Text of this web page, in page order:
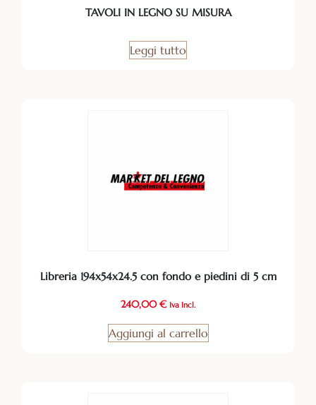
TAVOLI IN LEGNO SU MISURA
Leggi tutto
Libreria 194x54x24.5 con fondo e piedini di 5 cm
240,00€ Iva Incl.
Aggiungi al carrello